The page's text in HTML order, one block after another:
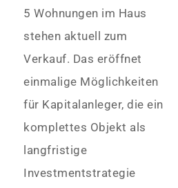
5 Wohnungen im Haus
stehen aktuell zum
Verkauf. Das eröffnet
einmalige Möglichkeiten
für Kapitalanleger, die ein
komplettes Objekt als
langfristige
Investmentstrategie